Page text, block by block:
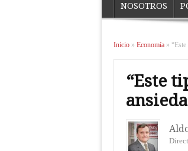
NOSOTROS
Inicio » Economía »
“Este